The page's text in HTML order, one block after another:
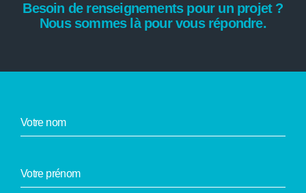
Besoin de renseignements pour un projet ?
Nous sommes là pour vous répondre.